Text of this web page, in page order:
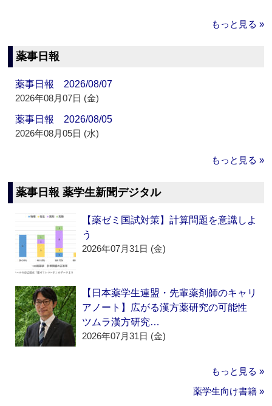
もっと見る »
薬事日報
薬事日報 2026/08/07
2026年08月07日 (金)
薬事日報 2026/08/05
2026年08月05日 (水)
もっと見る »
薬事日報 薬学生新聞デジタル
【薬ゼミ国試対策】計算問題を意識しよ
う
2026年07月31日 (金)
【日本薬学生連盟・先輩薬剤師のキャリ
アノート】広がる漢方薬研究の可能性
ツムラ漢方研究…
2026年07月31日 (金)
もっと見る »
薬学生向け書籍 »